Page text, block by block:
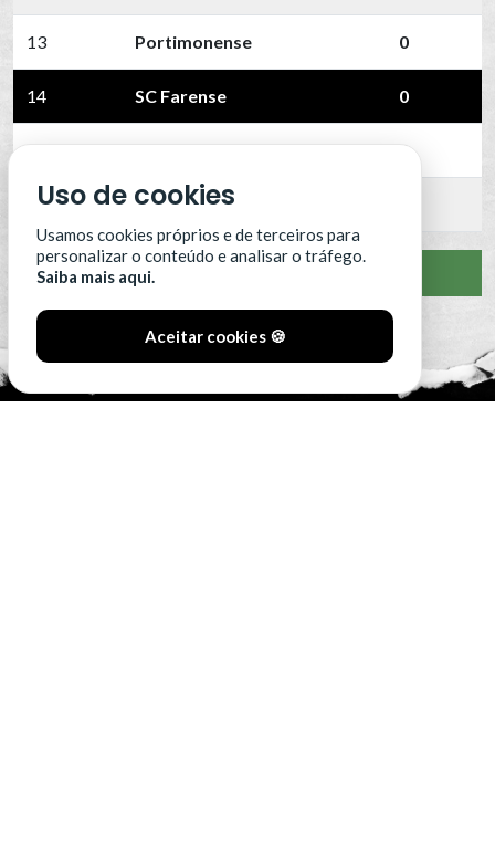
13 Portimonense 0
14 SC Farense 0
15 SCU Torreense 0
16 Benfica B
VER CLASSIFICAÇÃO COMPLETA
Uso de cookies
Usamos cookies próprios e de terceiros para
personalizar o conteúdo e analisar o tráfego.
Saiba mais aqui.
Aceitar cookies 🍪